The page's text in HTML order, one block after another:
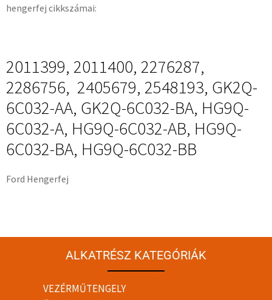
hengerfej cikkszámai:
2011399, 2011400, 2276287,
2286756, 2405679, 2548193, GK2Q-
6C032-AA, GK2Q-6C032-BA, HG9Q-
6C032-A, HG9Q-6C032-AB, HG9Q-
6C032-BA, HG9Q-6C032-BB
Ford Hengerfej
ALKATRÉSZ KATEGÓRIÁK
VEZÉRMŰTENGELY